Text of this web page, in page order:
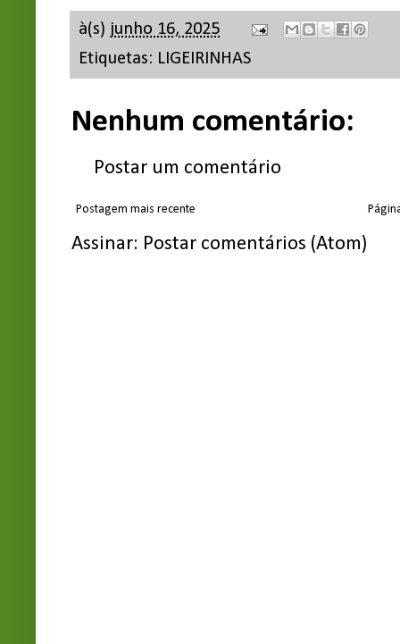
à(s) junho 16, 2025
Etiquetas: LIGEIRINHAS
Nenhum comentário:
Postar um comentário
Postagem mais recente
Assinar: Postar comentários (Atom)